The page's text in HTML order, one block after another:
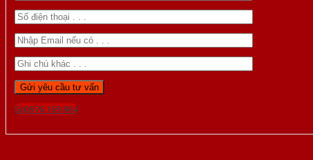
Gọi 0976.169.864